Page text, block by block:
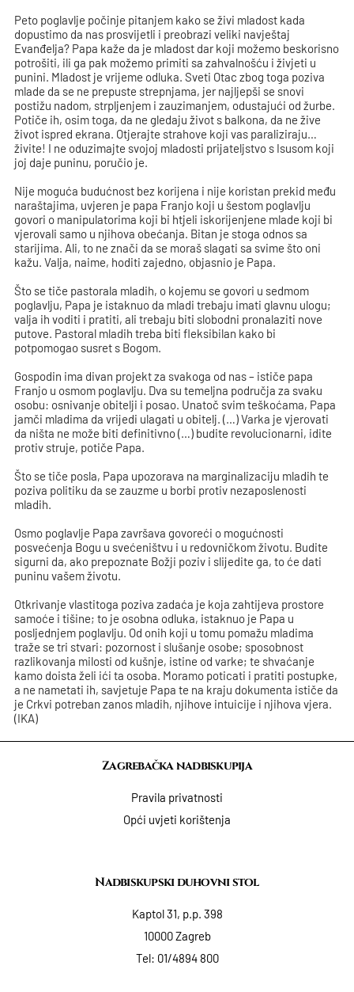
Peto poglavlje počinje pitanjem kako se živi mladost kada
dopustimo da nas prosvijetli i preobrazi veliki navještaj
Evanđelja? Papa kaže da je mladost dar koji možemo beskorisno
potrošiti, ili ga pak možemo primiti sa zahvalnošću i živjeti u
punini. Mladost je vrijeme odluka. Sveti Otac zbog toga poziva
mlade da se ne prepuste strepnjama, jer najljepši se snovi
postižu nadom, strpljenjem i zauzimanjem, odustajući od žurbe.
Potiče ih, osim toga, da ne gledaju život s balkona, da ne žive
život ispred ekrana. Otjerajte strahove koji vas paraliziraju…
živite! I ne oduzimajte svojoj mladosti prijateljstvo s Isusom koji
joj daje puninu, poručio je.
Nije moguća budućnost bez korijena i nije koristan prekid među
naraštajima, uvjeren je papa Franjo koji u šestom poglavlju
govori o manipulatorima koji bi htjeli iskorijenjene mlade koji bi
vjerovali samo u njihova obećanja. Bitan je stoga odnos sa
starijima. Ali, to ne znači da se moraš slagati sa svime što oni
kažu. Valja, naime, hoditi zajedno, objasnio je Papa.
Što se tiče pastorala mladih, o kojemu se govori u sedmom
poglavlju, Papa je istaknuo da mladi trebaju imati glavnu ulogu;
valja ih voditi i pratiti, ali trebaju biti slobodni pronalaziti nove
putove. Pastoral mladih treba biti fleksibilan kako bi
potpomogao susret s Bogom.
Gospodin ima divan projekt za svakoga od nas – ističe papa
Franjo u osmom poglavlju. Dva su temeljna područja za svaku
osobu: osnivanje obitelji i posao. Unatoč svim teškoćama, Papa
jamči mladima da vrijedi ulagati u obitelj. (…) Varka je vjerovati
da ništa ne može biti definitivno (…) budite revolucionarni, idite
protiv struje, potiče Papa.
Što se tiče posla, Papa upozorava na marginalizaciju mladih te
poziva politiku da se zauzme u borbi protiv nezaposlenosti
mladih.
Osmo poglavlje Papa završava govoreći o mogućnosti
posvećenja Bogu u svećeništvu i u redovničkom životu. Budite
sigurni da, ako prepoznate Božji poziv i slijedite ga, to će dati
puninu vašem životu.
Otkrivanje vlastitoga poziva zadaća je koja zahtijeva prostore
samoće i tišine; to je osobna odluka, istaknuo je Papa u
posljednjem poglavlju. Od onih koji u tomu pomažu mladima
traže se tri stvari: pozornost i slušanje osobe; sposobnost
razlikovanja milosti od kušnje, istine od varke; te shvaćanje
kamo doista želi ići ta osoba. Moramo poticati i pratiti postupke,
a ne nametati ih, savjetuje Papa te na kraju dokumenta ističe da
je Crkvi potreban zanos mladih, njihove intuicije i njihova vjera.
(IKA)
Zagrebačka nadbiskupija
Pravila privatnosti
Opći uvjeti korištenja
Nadbiskupski duhovni stol
Kaptol 31, p.p. 398
10000 Zagreb
Tel: 01/4894 800